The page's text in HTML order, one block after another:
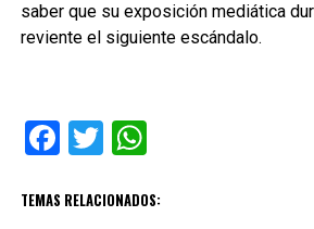
saber que su exposición mediática
reviente el siguiente escándalo.
Facebook
TwitterWhatsApp
TEMAS RELACIONADOS: